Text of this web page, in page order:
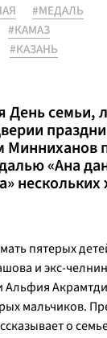
#МЕДАЛЬ
#КАМАЗ
#КАЗАНЬ
День семьи,
Минниханов
«Ана
пятерых
и экс-
мальчиков.
о